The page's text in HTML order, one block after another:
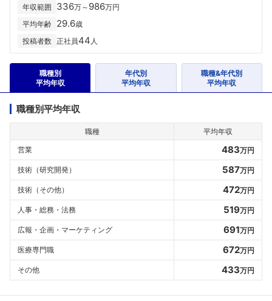
年収範囲 336万～ 986万円
平均年齢 29.6歳
投稿者数 正社員44 人
職種別
平均年収
年代別
平均年収
職種&年代別
平均年収
職種別平均年収
職種
平均年収
営業
483万円
技術（研究開発） 587万円
技術（その他） 472万円
人事・総務・法務 519万円
広報・企画・マーケティング 691万円
医療専門職 672万円
その他 433万円